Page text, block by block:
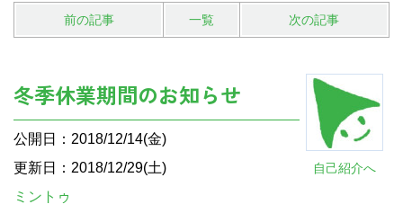
前の記事 一覧 次の記事
自己紹介へ
冬季休業期間のお知らせ
公開日：2018/12/14(金)
更新日：2018/12/29(土)
ミントゥ